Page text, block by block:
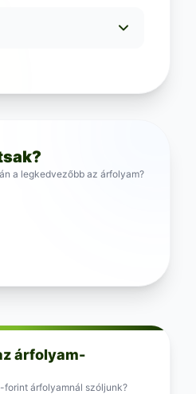
a legkedvezőbb az árfolyam?
árfolyam-
forint árfolyamnál szóljunk?